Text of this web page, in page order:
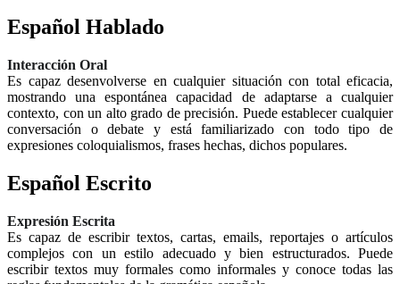
Español Hablado
Interacción Oral
Es capaz desenvolverse en cualquier situación con total eficacia,
mostrando una espontánea capacidad de adaptarse a cualquier
contexto, con un alto grado de precisión. Puede establecer cualquier
conversación o debate y está familiarizado con todo tipo de
expresiones coloquialismos, frases hechas, dichos populares.
Español Escrito
Expresión Escrita
Es capaz de escribir textos, cartas, emails, reportajes o artículos
complejos con un estilo adecuado y bien estructurados. Puede
escribir textos muy formales como informales y conoce todas las